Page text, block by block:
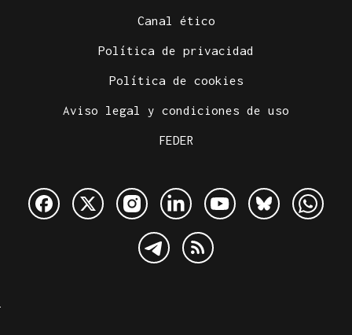
Canal ético
Política de privacidad
Política de cookies
Aviso legal y condiciones de uso
FEDER